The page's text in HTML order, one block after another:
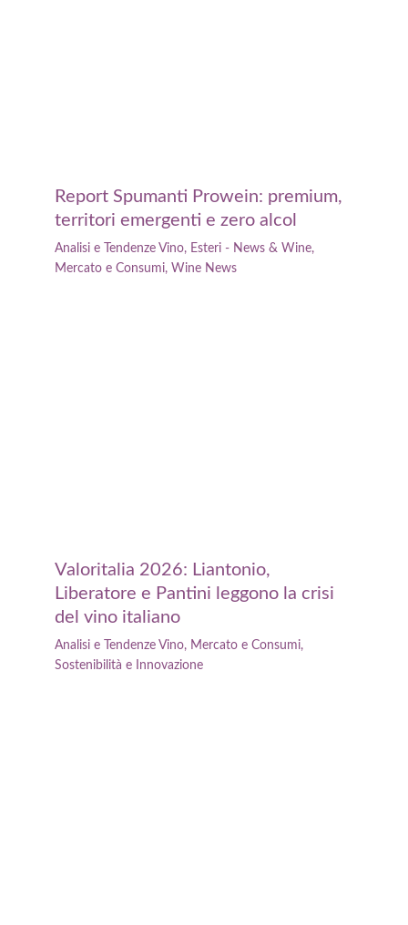
Report Spumanti Prowein: premium,
territori emergenti e zero alcol
Analisi e Tendenze Vino, Esteri - News & Wine,
Mercato e Consumi, Wine News
Valoritalia 2026: Liantonio,
Liberatore e Pantini leggono la crisi
del vino italiano
Analisi e Tendenze Vino, Mercato e Consumi,
Sostenibilità e Innovazione